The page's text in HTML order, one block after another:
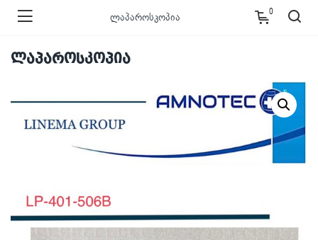
ლაპაროსკოპია 0
ლაპაროსკოპია